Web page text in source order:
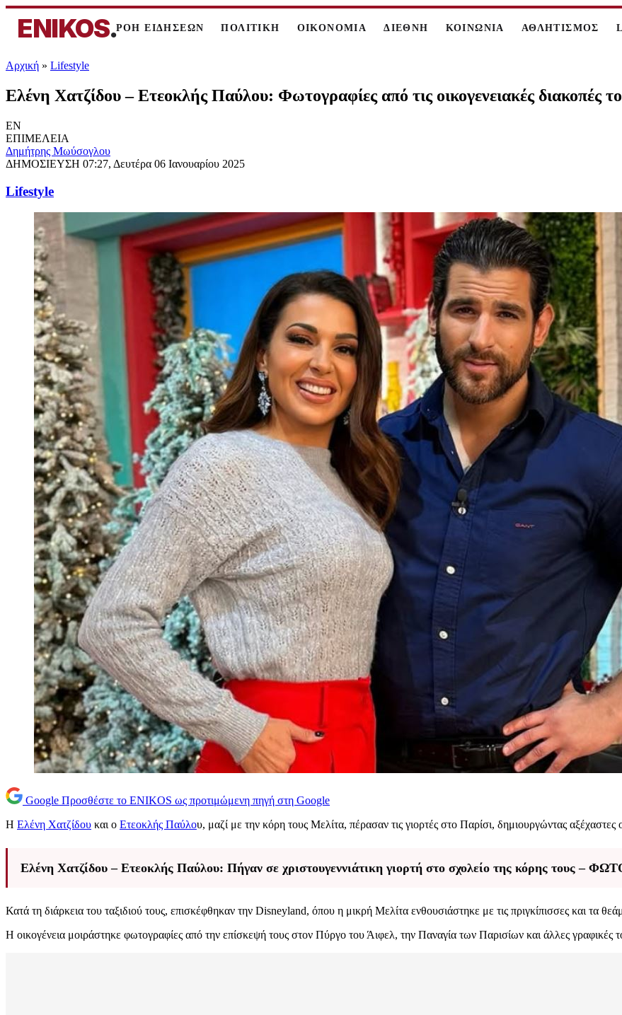
ENIKOS.ΡΟΗ ΕΙΔΗΣΕΩΝ ΠΟΛΙΤΙΚΗ ΟΙΚΟΝΟΜΙΑ ΔΙΕΘΝΗ ΚΟΙΝΩΝΙΑ ΑΘΛΗΤΙΣΜΟΣ
Αρχική » Lifestyle
Ελένη Χατζίδου – Ετεοκλής Παύλου: Φωτογραφίες από τις οικογενειακές διακοπές
EN
ΕΠΙΜΕΛΕΙΑ
Δημήτρης Μωύσογλου
ΔΗΜΟΣΙΕΥΣΗ 07:27, Δευτέρα 06 Ιανουαρίου 2025
Lifestyle
Google Προσθέστε το ENIKOS ως προτιμώμενη πηγή στη Google
Η Ελένη Χατζίδου και ο Ετεοκλής Παύλου, μαζί με την κόρη τους Μελίτα, πέρασαν τις γιορτές στο Παρίσι, δημιουργώντας αξέχαστες
Ελένη Χατζίδου – Ετεοκλής Παύλου: Πήγαν σε χριστουγεννιάτικη γιορτή στο σχολείο της κόρης τους –
Κατά τη διάρκεια του ταξιδιού τους, επισκέφθηκαν την Disneyland, όπου η μικρή Μελίτα ενθουσιάστηκε με τις πριγκίπισσες και τα
Η οικογένεια μοιράστηκε φωτογραφίες από την επίσκεψή τους στον Πύργο του Άιφελ, την Παναγία των Παρισίων και άλλες γραφικές